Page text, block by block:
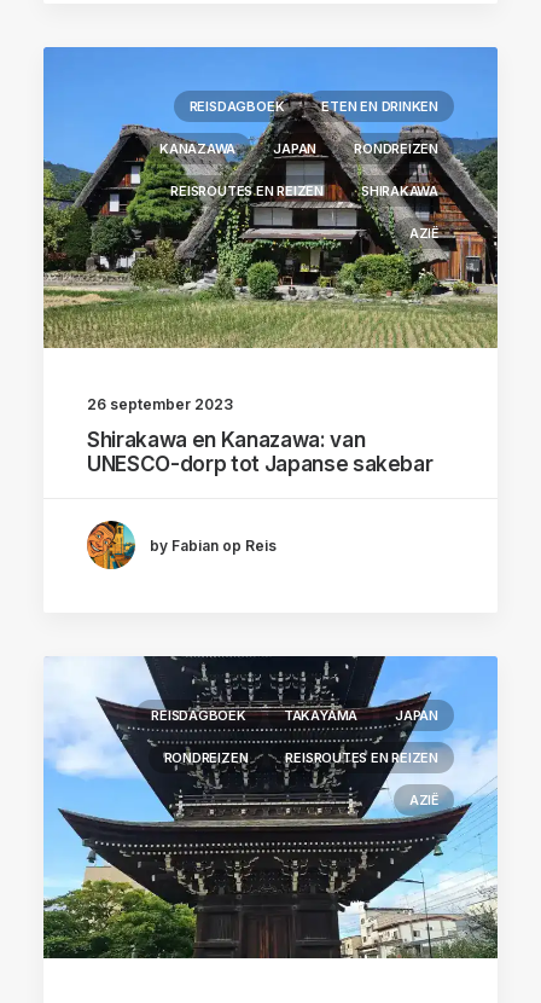
REISDAGBOEK ETEN EN DRINKEN
KANAZAWA JAPAN RONDREIZEN
REISROUTES EN REIZEN SHIRAKAWA
AZIË
26 september 2023
Shirakawa en Kanazawa: van
UNESCO-dorp tot Japanse sakebar
by Fabian op Reis
REISDAGBOEK TAKAYAMA JAPAN
RONDREIZEN REISROUTES EN REIZEN
AZIË